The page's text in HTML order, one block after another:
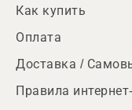
Как купить
Оплата
Доставка /
Правила